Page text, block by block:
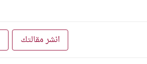
انشر مقالتك